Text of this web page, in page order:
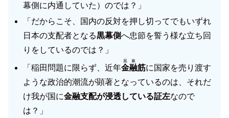
幕側に内通していた）のでは？」
「だからこそ、国内の反対を押し切ってでもいずれ
日本の支配者となる黒幕側へ忠節を誓う様な立ち回
りをしているのでは？」
「稲田問題に限らず、近年金融
黒幕
筋に国家を売り渡す
ような政治的潮流が顕著となっているのは、それだ
け我が国に金融支配が浸透している証左なので
は？」